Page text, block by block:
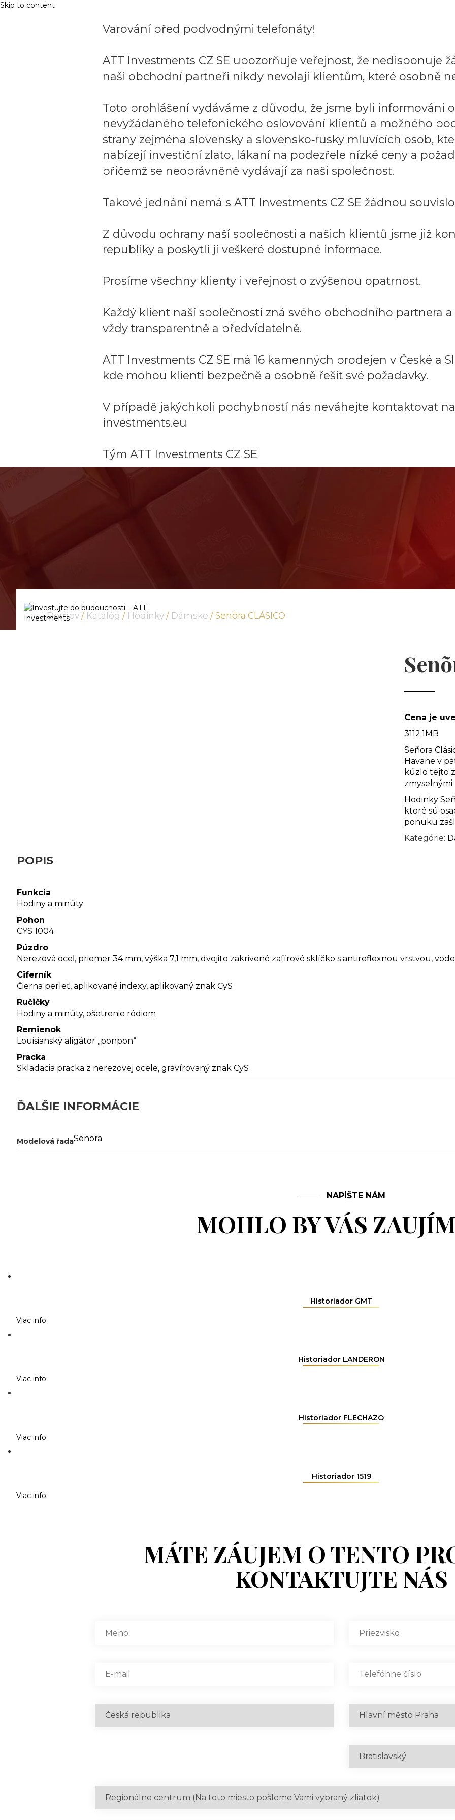
Skip to content
Varování před podvodnými telefonáty!
ATT Investments CZ SE upozorňuje veřejnost, že nedisponuje
naši obchodní partneři nikdy nevolají klientům, které osobně
Toto prohlášení vydáváme z důvodu, že jsme byli informováni
nevyžádaného telefonického oslovování klientů a možného
strany zejména slovensky a slovensko‑rusky mluvících osob,
nabízejí investiční zlato, lákaní na podezřele nízké ceny a
přičemž se neoprávněně vydávají za naši společnost.
Takové jednání nemá s ATT Investments CZ SE žádnou
Z důvodu ochrany naší společnosti a našich klientů jsme již
republiky a poskytli jí veškeré dostupné informace.
Prosíme všechny klienty i veřejnost o zvýšenou opatrnost.
Každý klient naší společnosti zná svého obchodního partnera
vždy transparentně a předvídatelně.
ATT Investments CZ SE má 16 kamenných prodejen v České a
kde mohou klienti bezpečně a osobně řešit své požadavky.
V případě jakýchkoli pochybností nás neváhejte kontaktovat
investments.eu
Tým ATT Investments CZ SE
Domov / Katalóg / Hodinky / Dámske / Senõra CLÁSICO
Cena je
3112.1MB
Señora
Havane v
kúzlo tejto
zmyselnými
Hodinky
ktoré sú
ponuku
Kategórie:
POPIS
Funkcia
Hodiny a minúty
Pohon
CYS 1004
Púzdro
Nerezová oceľ, priemer 34 mm, výška 7,1 mm, dvojito zakrivené zafírové sklíčko s antireflexnou vrstvou,
Ciferník
Čierna perleť, aplikované indexy, aplikovaný znak CyS
Ručičky
Hodiny a minúty, ošetrenie ródiom
Remienok
Louisianský aligátor „ponpon“
Pracka
Skladacia pracka z nerezovej ocele, gravírovaný znak CyS
ĎALŠIE INFORMÁCIE
Modelová řadaSenora
NAPÍŠTE NÁM
MOHLO BY VÁS
Historiador GMT
Viac info
Historiador LANDERON
Viac info
Historiador FLECHAZO
Viac info
Historiador 1519
Viac info
MÁTE ZÁUJEM O TENTO
KONTAKTUJTE NÁS